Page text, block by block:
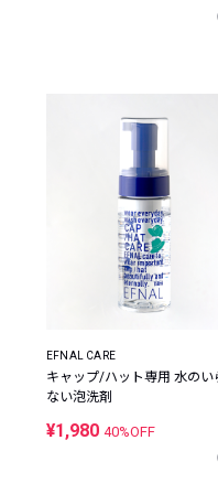
EFNAL CARE
キャップ/ハット専用 水のい
ない泡洗剤
¥1,980 40%OFF